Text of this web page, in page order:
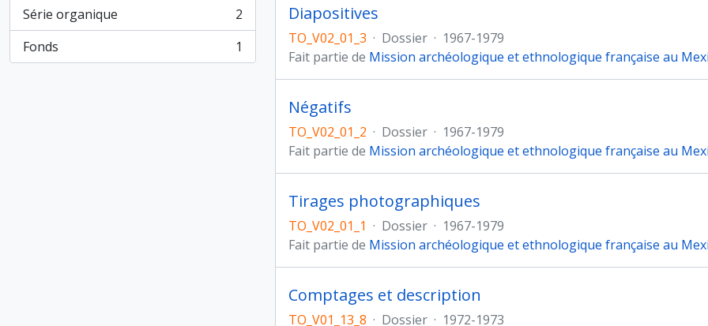
Série organique
, 2 résultats
2
Fonds
, 1 résultats 1
Diapositives
TO_V02_01_3 · Dossier · 1967-1979
Fait partie de Mission archéologique et ethnologique française au
Négatifs
TO_V02_01_2 · Dossier · 1967-1979
Fait partie de Mission archéologique et ethnologique française au
Tirages photographiques
TO_V02_01_1 · Dossier · 1967-1979
Fait partie de Mission archéologique et ethnologique française au
Comptages et description
TO_V01_13_8 · Dossier · 1972-1973